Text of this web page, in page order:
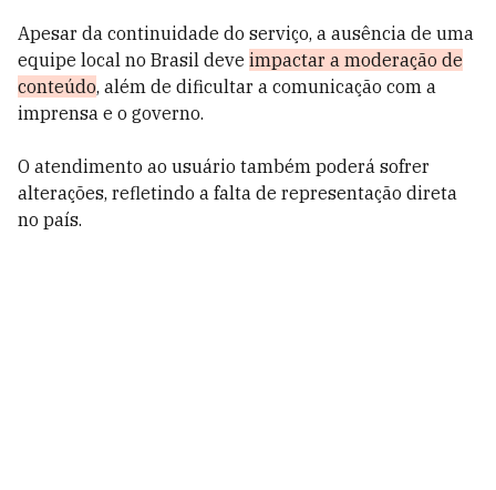
Apesar da continuidade do serviço, a ausência de uma
equipe local no Brasil deve impactar a moderação de
conteúdo, além de dificultar a comunicação com a
imprensa e o governo.
O atendimento ao usuário também poderá sofrer
alterações, refletindo a falta de representação direta
no país.